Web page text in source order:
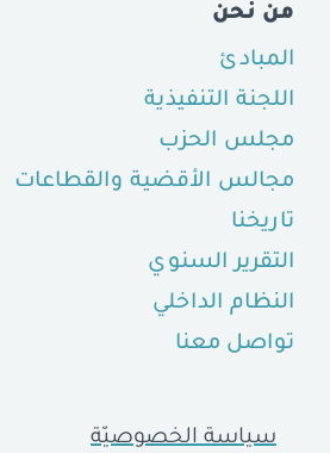
من نحن
المبادئ
اللجنة التنفيذية
مجلس الحزب
مجالس الأقضية والقطاعات
تاريخنا
التقرير السنوي
النظام الداخلي
تواصل معنا
سياسة الخصوصيّة